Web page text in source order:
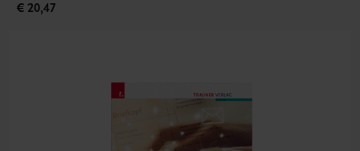
€ 20,47